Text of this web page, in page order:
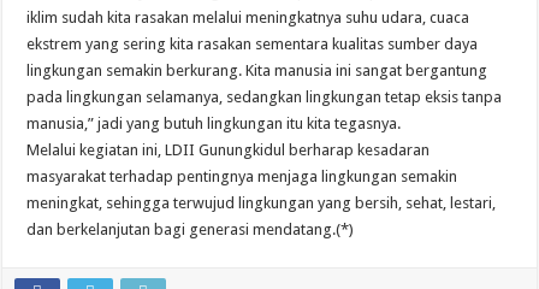
iklim sudah kita rasakan melalui meningkatnya suhu udara, cuaca
ekstrem yang sering kita rasakan sementara kualitas sumber daya
lingkungan semakin berkurang. Kita manusia ini sangat bergantung
pada lingkungan selamanya, sedangkan lingkungan tetap eksis tanpa
manusia,” jadi yang butuh lingkungan itu kita tegasnya.
Melalui kegiatan ini, LDII Gunungkidul berharap kesadaran
masyarakat terhadap pentingnya menjaga lingkungan semakin
meningkat, sehingga terwujud lingkungan yang bersih, sehat, lestari,
dan berkelanjutan bagi generasi mendatang.(*)